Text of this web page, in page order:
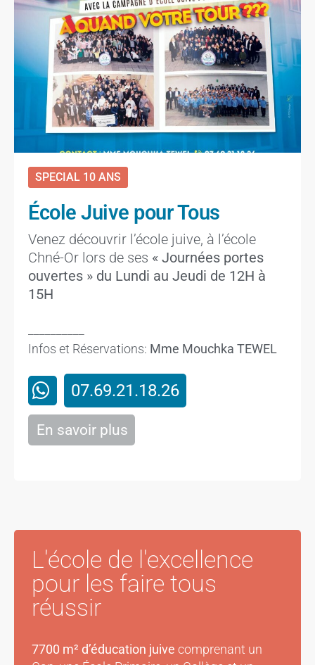
SPECIAL 10 ANS
École Juive pour Tous
Venez découvrir l’école juive, à l’école
Chné-Or lors de ses « Journées portes
ouvertes » du Lundi au Jeudi de 12H à
15H
Infos et Réservations: Mme Mouchka TEWEL
07.69.21.18.26
En savoir plus
L'école de l'excellence
pour les faire tous
réussir
7700 m² d’éducation juive comprenant un